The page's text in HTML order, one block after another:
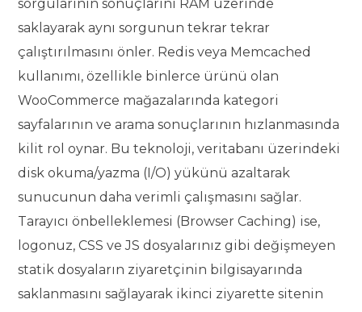
sorgularının sonuçlarını RAM üzerinde
saklayarak aynı sorgunun tekrar tekrar
çalıştırılmasını önler. Redis veya Memcached
kullanımı, özellikle binlerce ürünü olan
WooCommerce mağazalarında kategori
sayfalarının ve arama sonuçlarının hızlanmasında
kilit rol oynar. Bu teknoloji, veritabanı üzerindeki
disk okuma/yazma (I/O) yükünü azaltarak
sunucunun daha verimli çalışmasını sağlar.
Tarayıcı önbelleklemesi (Browser Caching) ise,
logonuz, CSS ve JS dosyalarınız gibi değişmeyen
statik dosyaların ziyaretçinin bilgisayarında
saklanmasını sağlayarak ikinci ziyarette sitenin